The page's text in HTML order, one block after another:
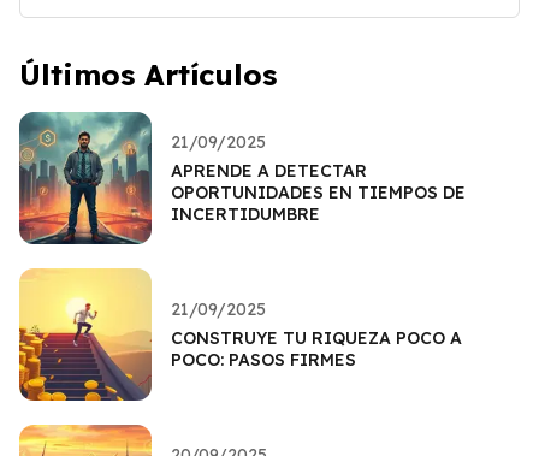
Últimos Artículos
21/09/2025
APRENDE A DETECTAR
OPORTUNIDADES EN TIEMPOS DE
INCERTIDUMBRE
21/09/2025
CONSTRUYE TU RIQUEZA POCO A
POCO: PASOS FIRMES